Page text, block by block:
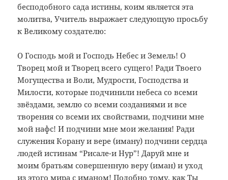
бесподобного сада истины, коим является эта
молитва, Учитель выражает следующую просьбу
к Великому создателю:
О Господь мой и Господь Небес и Земель! О
Творец мой и Творец всего сущего! Ради Твоего
Могущества и Воли, Мудрости, Господства и
Милости, которые подчинили небеса со всеми
звёздами, землю со всеми созданиями и все
творения со всеми их свойствами, подчини мне
мой нафс! И подчини мне мои желания! Ради
служения Корану и вере (иману) подчини сердца
людей истинам “Рисале-и Нур”! Даруй мне и
моим братьям совершенную веру (иман) и уход
из этого мира с иманом! Подобно тому, как Ты